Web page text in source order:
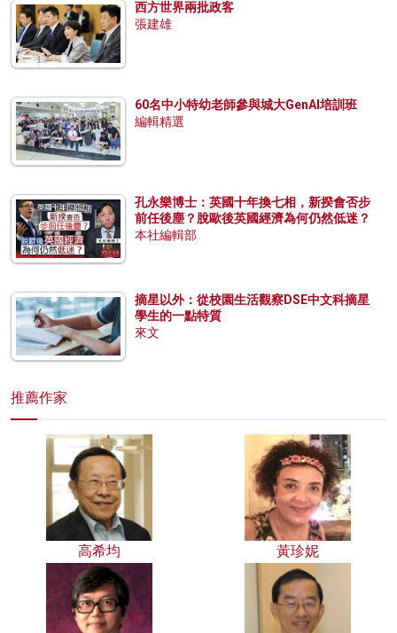
西方世界兩批政客
張建雄
60名中小特幼老師參與城大GenAI培訓班
編輯精選
孔永樂博士：英國十年換七相，新揆會否步
前任後塵？脫歐後英國經濟為何仍然低迷？
本社編輯部
摘星以外：從校園生活觀察DSE中文科摘星
學生的一點特質
來文
推薦作家
高希均 黃珍妮